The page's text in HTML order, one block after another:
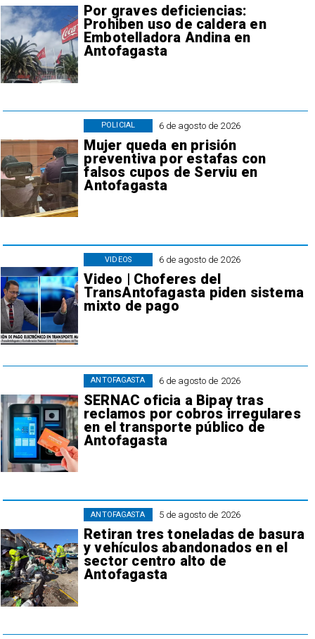
Por graves deficiencias:
Prohiben uso de caldera en
Embotelladora Andina en
Antofagasta
6 de agosto de 2026
Mujer queda en prisión
preventiva por estafas con
falsos cupos de Serviu en
Antofagasta
POLICIAL
6 de agosto de 2026
Video | Choferes del
TransAntofagasta piden sistema
mixto de pago
VIDEOS
6 de agosto de 2026
SERNAC oficia a Bipay tras
reclamos por cobros irregulares
en el transporte público de
Antofagasta
ANTOFAGASTA
5 de agosto de 2026
Retiran tres toneladas de basura
y vehículos abandonados en el
sector centro alto de
Antofagasta
ANTOFAGASTA